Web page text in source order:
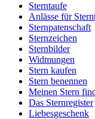
Sterntaufe
Anlässe für
Sternpatenschaft
Sternzeichen
Sternbilder
Widmungen
Stern kaufen
Stern benennen
Meinen Stern
Das Sternregister
Liebesgeschenk